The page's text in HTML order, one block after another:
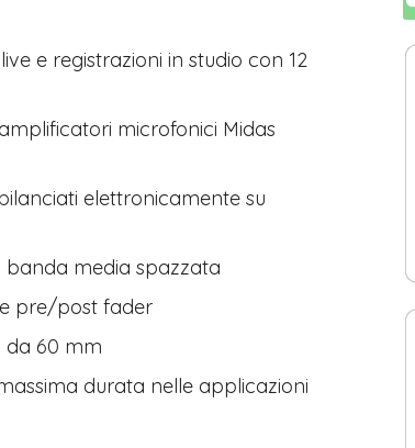
e registrazioni in studio con 12
microfonici Midas
elettronicamente su
banda media spazzata
pre/post fader
da 60 mm
durata nelle applicazioni